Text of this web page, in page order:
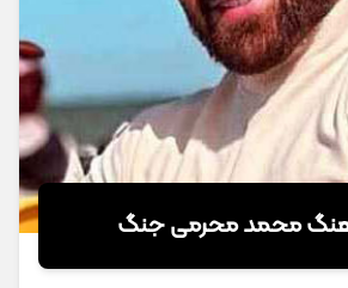
آهنگ محمد محرمی جنگ